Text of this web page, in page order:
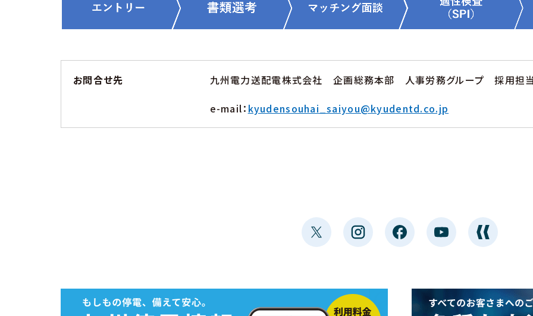
お問合せ先
九州電力送配電株式会社 企画総務本部 人事労務グループ 採用担
e-mail： kyudensouhai_saiyou@kyudentd.co.jp